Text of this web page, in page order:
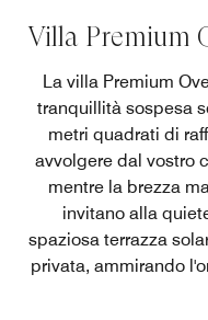
Villa Premium
La villa Premium
tranquillità sospesa
metri quadrati di
avvolgere dal vostro
mentre la brezza
invitano alla
spaziosa terrazza
privata, ammirando